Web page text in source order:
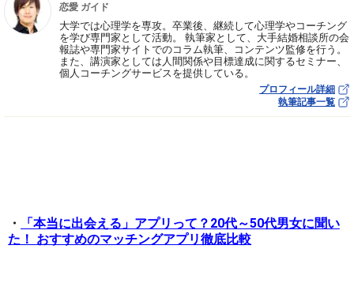
恋愛 ガイド
大学では心理学を専攻。卒業後、継続して心理学やコーチング
を学び専門家として活動。 執筆家として、大手結婚相談所の会
報誌や専門家サイトでのコラム執筆、コンテンツ監修を行う。
また、講演家としては人間関係や目標達成に関するセミナー、
個人コーチングサービスを提供している。
プロフィール詳細
執筆記事一覧
・
「本当に出会える」アプリって？20代～50代男女に聞い
た！ おすすめのマッチングアプリ徹底比較